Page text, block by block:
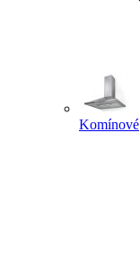
Komínové